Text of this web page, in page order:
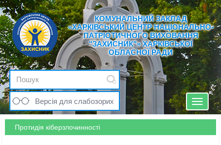
КОМУНАЛЬНИЙ ЗАКЛАД
«ХАРКІВСЬКИЙ ЦЕНТР НАЦІОНАЛЬНО-
ПАТРІОТИЧНОГО ВИХОВАННЯ
"ЗАХИСНИК"» ХАРКІВСЬКОЇ
ОБЛАСНОЇ РАДИ
Версія для слабозорих
Toggle
Протидія кіберзлочинності